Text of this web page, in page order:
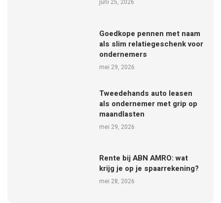
juni 25, 2026
Goedkope pennen met naam
als slim relatiegeschenk voor
ondernemers
mei 29, 2026
Tweedehands auto leasen
als ondernemer met grip op
maandlasten
mei 29, 2026
Rente bij ABN AMRO: wat
krijg je op je spaarrekening?
mei 28, 2026